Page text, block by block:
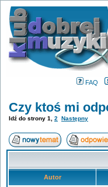
FAQ
Czy ktoś mi
Idź do strony 1 2 Następny
Autor